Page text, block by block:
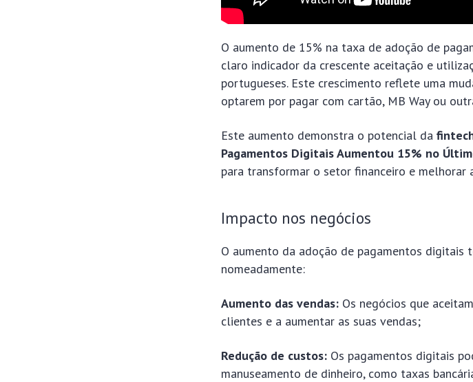
O aumento de 15% na taxa de adoção de
claro indicador da crescente aceitação e
portugueses. Este crescimento reflete uma
optarem por pagar com cartão, MB Way ou
Este aumento demonstra o potencial da
Pagamentos Digitais Aumentou 15% no
para transformar o setor financeiro e melhorar
Impacto nos negócios
O aumento da adoção de pagamentos
nomeadamente:
Aumento das vendas: Os negócios que
clientes e a aumentar as suas vendas;
Redução de custos: Os pagamentos digitais
manuseamento de dinheiro, como taxas